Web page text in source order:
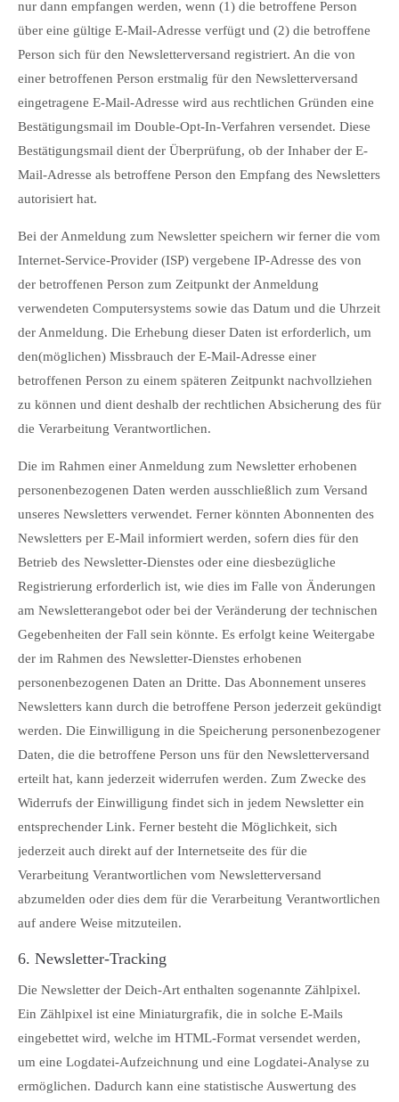
nur dann empfangen werden, wenn (1) die betroffene Person
über eine gültige E-Mail-Adresse verfügt und (2) die betroffene
Person sich für den Newsletterversand registriert. An die von
einer betroffenen Person erstmalig für den Newsletterversand
eingetragene E-Mail-Adresse wird aus rechtlichen Gründen eine
Bestätigungsmail im Double-Opt-In-Verfahren versendet. Diese
Bestätigungsmail dient der Überprüfung, ob der Inhaber der E-
Mail-Adresse als betroffene Person den Empfang des Newsletters
autorisiert hat.
Bei der Anmeldung zum Newsletter speichern wir ferner die vom
Internet-Service-Provider (ISP) vergebene IP-Adresse des von
der betroffenen Person zum Zeitpunkt der Anmeldung
verwendeten Computersystems sowie das Datum und die Uhrzeit
der Anmeldung. Die Erhebung dieser Daten ist erforderlich, um
den(möglichen) Missbrauch der E-Mail-Adresse einer
betroffenen Person zu einem späteren Zeitpunkt nachvollziehen
zu können und dient deshalb der rechtlichen Absicherung des für
die Verarbeitung Verantwortlichen.
Die im Rahmen einer Anmeldung zum Newsletter erhobenen
personenbezogenen Daten werden ausschließlich zum Versand
unseres Newsletters verwendet. Ferner könnten Abonnenten des
Newsletters per E-Mail informiert werden, sofern dies für den
Betrieb des Newsletter-Dienstes oder eine diesbezügliche
Registrierung erforderlich ist, wie dies im Falle von Änderungen
am Newsletterangebot oder bei der Veränderung der technischen
Gegebenheiten der Fall sein könnte. Es erfolgt keine Weitergabe
der im Rahmen des Newsletter-Dienstes erhobenen
personenbezogenen Daten an Dritte. Das Abonnement unseres
Newsletters kann durch die betroffene Person jederzeit gekündigt
werden. Die Einwilligung in die Speicherung personenbezogener
Daten, die die betroffene Person uns für den Newsletterversand
erteilt hat, kann jederzeit widerrufen werden. Zum Zwecke des
Widerrufs der Einwilligung findet sich in jedem Newsletter ein
entsprechender Link. Ferner besteht die Möglichkeit, sich
jederzeit auch direkt auf der Internetseite des für die
Verarbeitung Verantwortlichen vom Newsletterversand
abzumelden oder dies dem für die Verarbeitung Verantwortlichen
auf andere Weise mitzuteilen.
6. Newsletter-Tracking
Die Newsletter der Deich-Art enthalten sogenannte Zählpixel.
Ein Zählpixel ist eine Miniaturgrafik, die in solche E-Mails
eingebettet wird, welche im HTML-Format versendet werden,
um eine Logdatei-Aufzeichnung und eine Logdatei-Analyse zu
ermöglichen. Dadurch kann eine statistische Auswertung des